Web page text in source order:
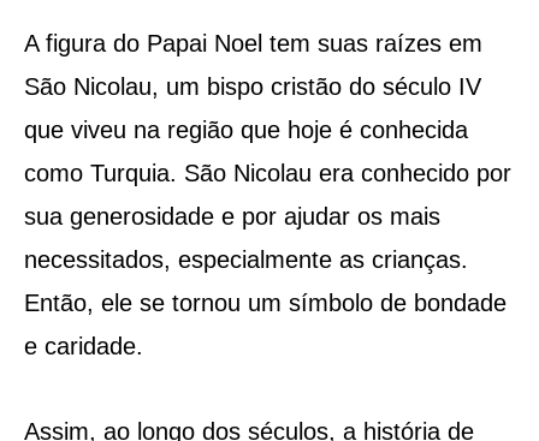
A figura do Papai Noel tem suas raízes em
São Nicolau, um bispo cristão do século IV
que viveu na região que hoje é conhecida
como Turquia. São Nicolau era conhecido por
sua generosidade e por ajudar os mais
necessitados, especialmente as crianças.
Então, ele se tornou um símbolo de bondade
e caridade.
Assim, ao longo dos séculos, a história de